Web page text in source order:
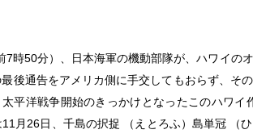
時50分）、日本海軍の機動部隊が、ハワイの
後通告をアメリカ側に手交してもおらず、そ
平洋戦争開始のきっかけとなったこのハワ
月26日、千島の択捉 （えとろふ）島単冠 （